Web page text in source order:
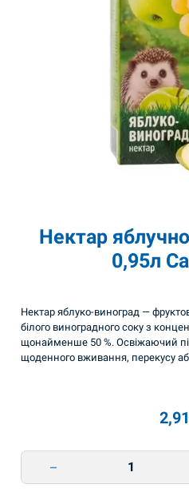
Нектар
0,95л
Нектар яблуко-виноград —
білого виноградного соку з
щонайменше 50 %. Освіжаючий
щоденного вживання, перекусу
2,91